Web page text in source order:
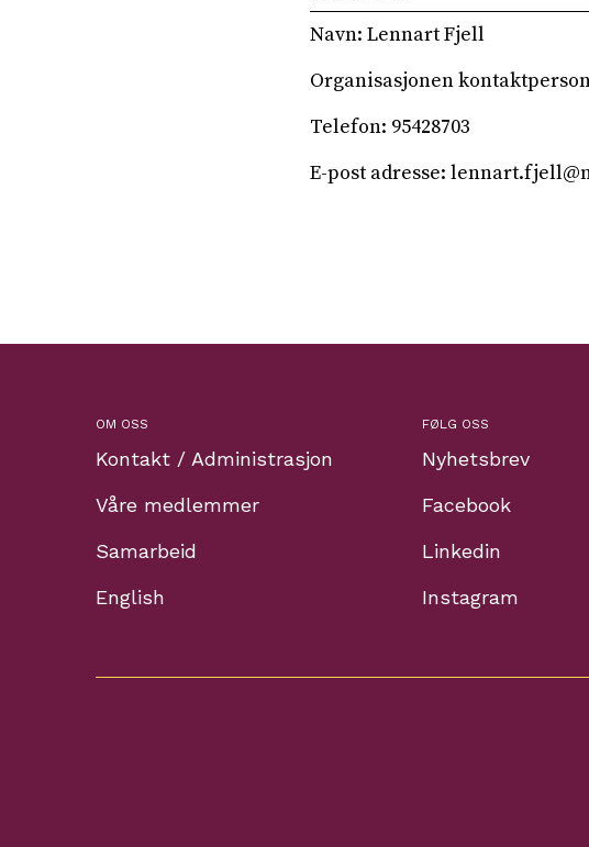
Navn: Lennart Fjell
Organisasjonen
Telefon: 95428703
E-post adresse:
OM OSS
Kontakt / Administrasjon
Våre medlemmer
Samarbeid
English
FØLG OSS
Nyhetsbrev
Facebook
Linkedin
Instagram